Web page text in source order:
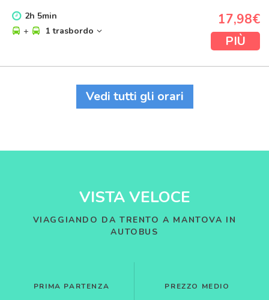
2h 5min
+
1 trasbordo
17,98€
PIÙ
Vedi tutti gli orari
VISTA VELOCE
VIAGGIANDO DA TRENTO A MANTOVA IN
AUTOBUS
PRIMA PARTENZA PREZZO MEDIO